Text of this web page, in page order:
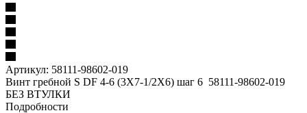
Артикул: 58111-98602-019
Винт гребной S DF 4-6 (3X7-1/2X6) шаг 6 58111-98602-019
БЕЗ ВТУЛКИ
Подробности